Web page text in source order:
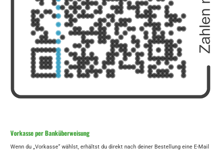
Vorkasse per Banküberweisung
Wenn du „Vorkasse“ wählst, erhältst du direkt nach deiner Bestellung eine E-Mail